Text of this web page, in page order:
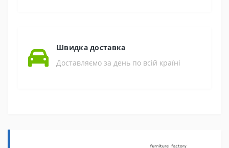
Швидка доставка
Доставляємо за день по всій країні